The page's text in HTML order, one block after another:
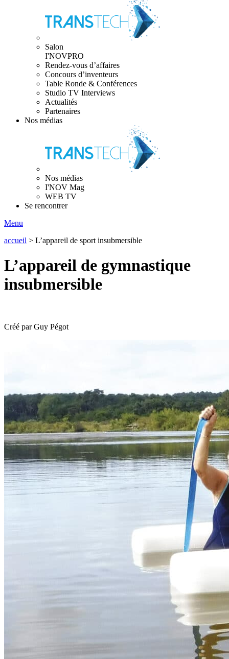
Salon
I'NOVPRO
Rendez-vous d’affaires
Concours d’inventeurs
Table Ronde & Conférences
Studio TV Interviews
Actualités
Partenaires
Nos médias
Nos médias
I'NOV Mag
WEB TV
Se rencontrer
Menu
accueil > L’appareil de sport insubmersible
L’appareil de gymnastique
insubmersible
Créé par Guy Pégot